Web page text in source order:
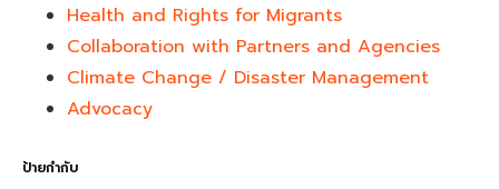
Health and Rights for Migrants
Collaboration with Partners and Agencies
Climate Change / Disaster Management
Advocacy
ป้ายกำกับ